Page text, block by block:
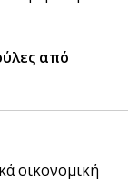
από
οικονομική